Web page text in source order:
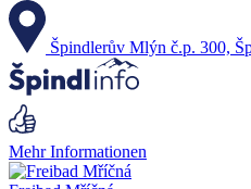
Špindlerův Mlýn č.p. 300,
Mehr Informationen